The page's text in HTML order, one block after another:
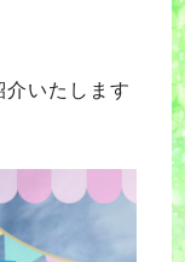
いたします